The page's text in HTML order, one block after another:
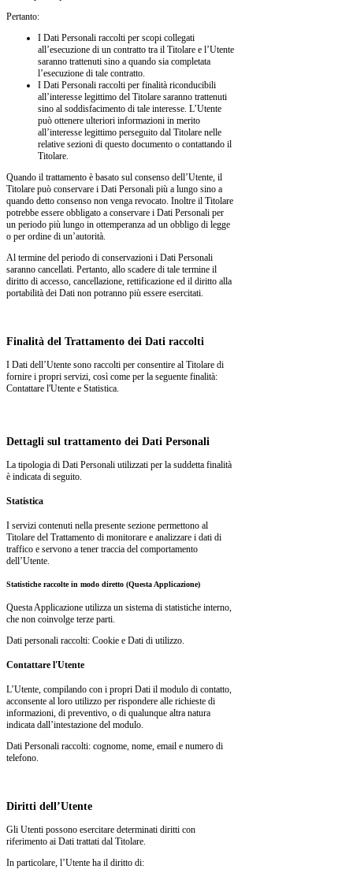
Pertanto:
I Dati Personali raccolti per scopi collegati
all’esecuzione di un contratto tra il Titolare e l’Utente
saranno trattenuti sino a quando sia completata
l’esecuzione di tale contratto.
I Dati Personali raccolti per finalità riconducibili
all’interesse legittimo del Titolare saranno trattenuti
sino al soddisfacimento di tale interesse. L’Utente
può ottenere ulteriori informazioni in merito
all’interesse legittimo perseguito dal Titolare nelle
relative sezioni di questo documento o contattando il
Titolare.
Quando il trattamento è basato sul consenso dell’Utente, il
Titolare può conservare i Dati Personali più a lungo sino a
quando detto consenso non venga revocato. Inoltre il Titolare
potrebbe essere obbligato a conservare i Dati Personali per
un periodo più lungo in ottemperanza ad un obbligo di legge
o per ordine di un’autorità.
Al termine del periodo di conservazioni i Dati Personali
saranno cancellati. Pertanto, allo scadere di tale termine il
diritto di accesso, cancellazione, rettificazione ed il diritto alla
portabilità dei Dati non potranno più essere esercitati.
Finalità del Trattamento dei Dati raccolti
I Dati dell’Utente sono raccolti per consentire al Titolare di
fornire i propri servizi, così come per la seguente finalità:
Contattare l'Utente e Statistica.
Dettagli sul trattamento dei Dati Personali
La tipologia di Dati Personali utilizzati per la suddetta finalità
è indicata di seguito.
Statistica
I servizi contenuti nella presente sezione permettono al
Titolare del Trattamento di monitorare e analizzare i dati di
traffico e servono a tener traccia del comportamento
dell’Utente.
Statistiche raccolte in modo diretto (Questa Applicazione)
Questa Applicazione utilizza un sistema di statistiche interno,
che non coinvolge terze parti.
Dati personali raccolti: Cookie e Dati di utilizzo.
Contattare l'Utente
L’Utente, compilando con i propri Dati il modulo di contatto,
acconsente al loro utilizzo per rispondere alle richieste di
informazioni, di preventivo, o di qualunque altra natura
indicata dall’intestazione del modulo.
Dati Personali raccolti: cognome, nome, email e numero di
telefono.
Diritti dell’Utente
Gli Utenti possono esercitare determinati diritti con
riferimento ai Dati trattati dal Titolare.
In particolare, l’Utente ha il diritto di: